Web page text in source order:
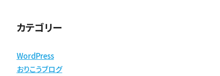
カテゴリー
WordPress
おりこうブログ